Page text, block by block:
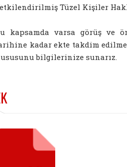
Tüzel Kişiler
kapsamda varsa görüş ve
kadar ekte takdim
bilgilerinize sunarız.